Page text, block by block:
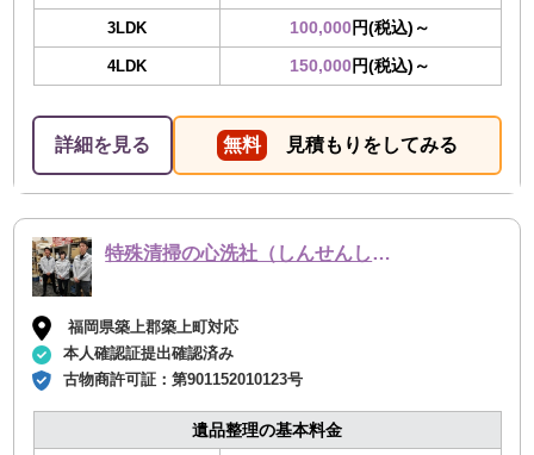
3LDK 100,000円(税込)～
4LDK 150,000円(税込)～
詳細を見る 無料 見積もりをしてみる
特殊清掃の心洗社（しんせんしゃ）
福岡県築上郡築上町対応
本人確認証提出確認済み
古物商許可証：第901152010123号
遺品整理の基本料金